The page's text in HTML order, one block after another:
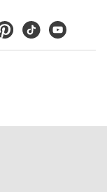
TiktokYoutube